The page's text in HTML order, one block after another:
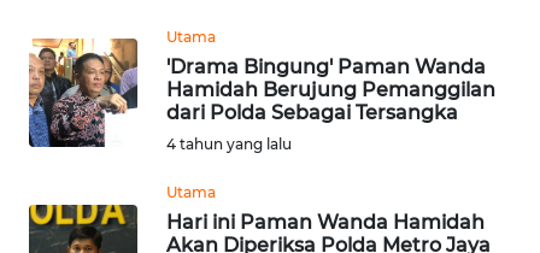
Utama
‌'Drama Bingung' Paman Wanda
Hamidah Berujung Pemanggilan
dari Polda Sebagai Tersangka
4 tahun yang lalu
Utama
Hari ini Paman Wanda Hamidah
Akan Diperiksa Polda Metro Jaya
WN
JOGJA
JATIM